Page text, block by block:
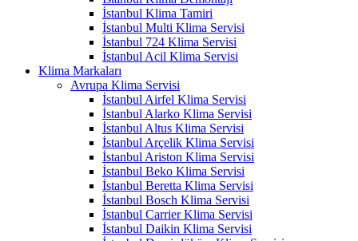
İstanbul Klima Tamiri
İstanbul Multi Klima Servisi
İstanbul 724 Klima Servisi
İstanbul Acil Klima Servisi
Klima Markaları
Avrupa Klima Servisi
İstanbul Airfel Klima Servisi
İstanbul Alarko Klima Servisi
İstanbul Altus Klima Servisi
İstanbul Arçelik Klima Servisi
İstanbul Ariston Klima Servisi
İstanbul Beko Klima Servisi
İstanbul Beretta Klima Servisi
İstanbul Bosch Klima Servisi
İstanbul Carrier Klima Servisi
İstanbul Daikin Klima Servisi